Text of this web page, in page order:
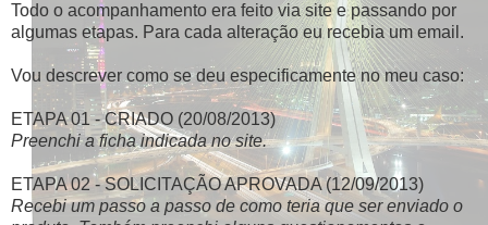
Todo o acompanhamento era feito via site e passando por
algumas etapas. Para cada alteração eu recebia um email.
Vou descrever como se deu especificamente no meu caso:
ETAPA 01 - CRIADO (20/08/2013)
Preenchi a ficha indicada no site.
ETAPA 02 - SOLICITAÇÃO APROVADA (12/09/2013)
Recebi um passo a passo de como teria que ser enviado o